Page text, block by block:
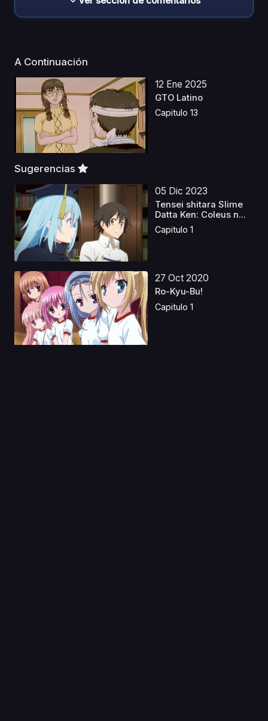
A Continuación
12 Ene 2025
GTO Latino
Capitulo 13
Sugerencias
05 Dic 2023
Tensei shitara Slime
Datta Ken: Coleus n...
Capitulo 1
27 Oct 2020
Ro-Kyu-Bu!
Capitulo 1